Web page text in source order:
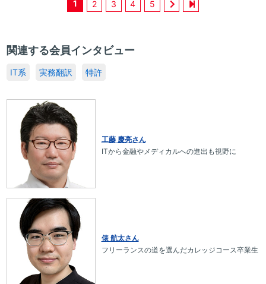
1 2 3 4 5
関連する会員インタビュー
IT系 実務翻訳 特許
工藤 慶亮さん
ITから金融やメディカルへの進出も視野に
俵 航太さん
フリーランスの道を選んだカレッジコース卒業生